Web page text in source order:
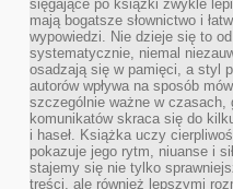
sięgające po książki zwykle
mają bogatsze słownictwo i
wypowiedzi. Nie dzieje się to
systematycznie, niemal
osadzają się w pamięci, a styl
autorów wpływa na sposób
szczególnie ważne w czasach,
komunikatów skraca się do
i haseł. Książka uczy
pokazuje jego rytm, niuanse i
stajemy się nie tylko
treści, ale również lepszymi